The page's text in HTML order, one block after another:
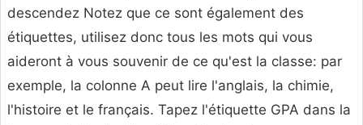
descendez Notez que ce sont également des
étiquettes, utilisez donc tous les mots qui vous
aideront à vous souvenir de ce qu'est la classe: par
exemple, la colonne A peut lire l'anglais, la chimie,
l'histoire et le français. Tapez l'étiquette GPA dans la